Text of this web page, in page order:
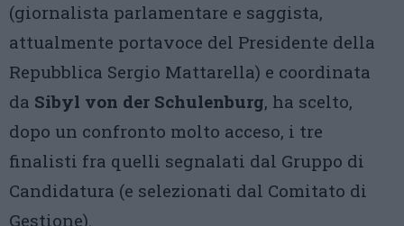
(giornalista parlamentare e saggista,
attualmente portavoce del Presidente della
Repubblica Sergio Mattarella) e coordinata
da Sibyl von der Schulenburg, ha scelto,
dopo un confronto molto acceso, i tre
finalisti fra quelli segnalati dal Gruppo di
Candidatura (e selezionati dal Comitato di
Gestione).